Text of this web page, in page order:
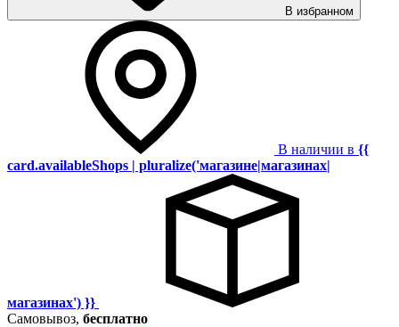
В избранном
В наличии в {{
card.availableShops | pluralize('магазине|магазинах|
магазинах') }}
Самовывоз, бесплатно